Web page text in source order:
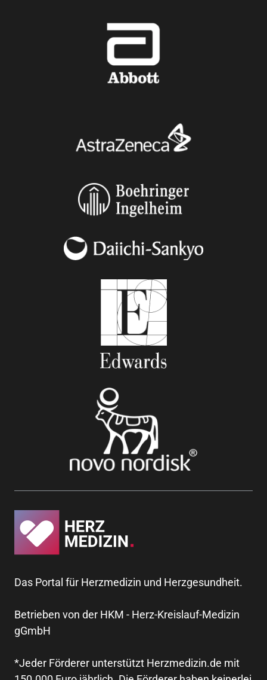
Das Portal für Herzmedizin und Herzgesundheit.
Betrieben von der HKM - Herz-Kreislauf-Medizin
gGmbH
*Jeder Förderer unterstützt Herzmedizin.de mit